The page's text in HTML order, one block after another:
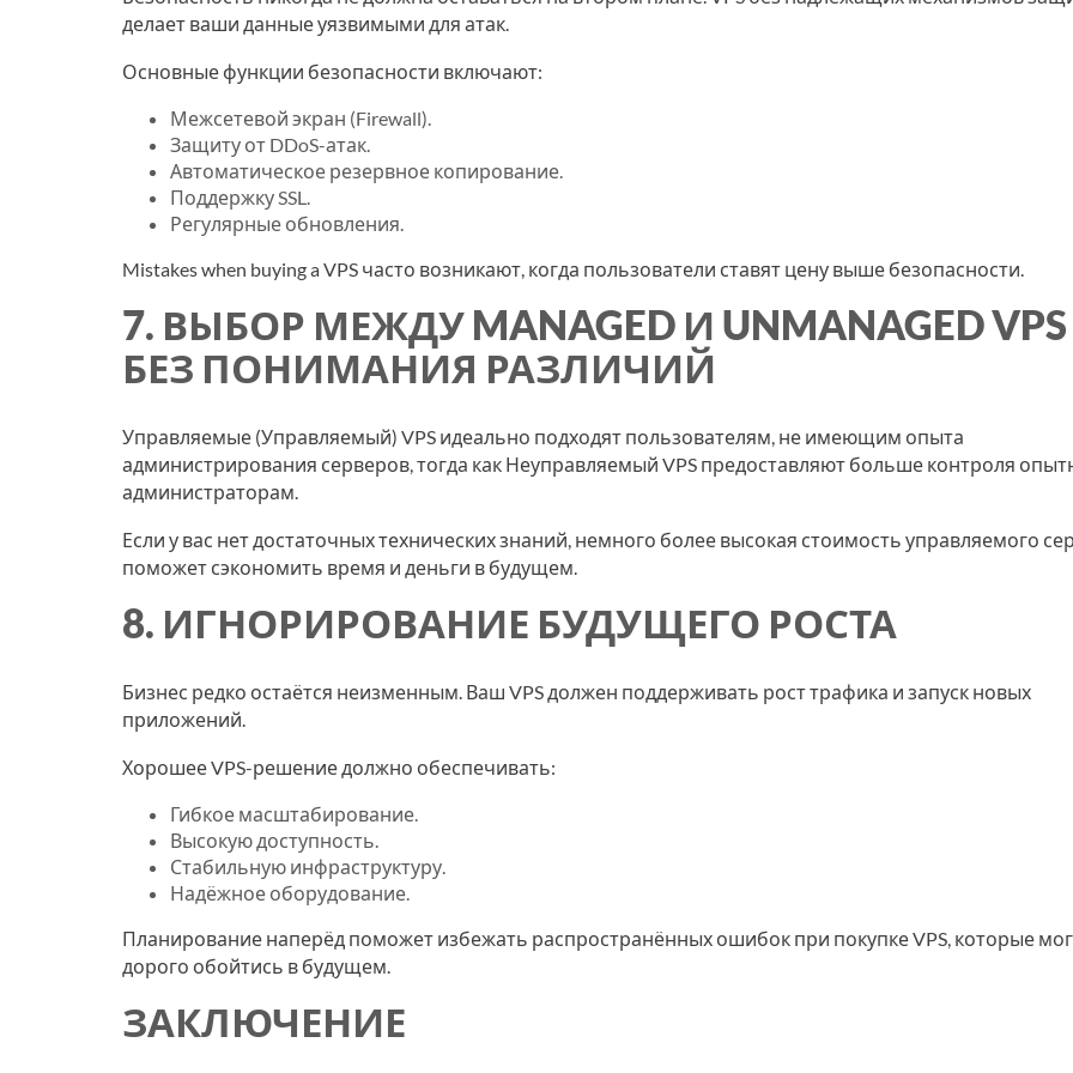
делает ваши данные уязвимыми для атак.
Основные функции безопасности включают:
Межсетевой экран (Firewall).
Защиту от DDoS-атак.
Автоматическое резервное копирование.
Поддержку SSL.
Регулярные обновления.
Mistakes when buying a VPS часто возникают, когда пользователи ставят цену выше безопасности.
7. ВЫБОР МЕЖДУ MANAGED И UNMANAGED VPS
БЕЗ ПОНИМАНИЯ РАЗЛИЧИЙ
Управляемые (Управляемый) VPS идеально подходят пользователям, не имеющим опыта
администрирования серверов, тогда как Неуправляемый VPS предоставляют больше контроля
администраторам.
Если у вас нет достаточных технических знаний, немного более высокая стоимость управляемого
поможет сэкономить время и деньги в будущем.
8. ИГНОРИРОВАНИЕ БУДУЩЕГО РОСТА
Бизнес редко остаётся неизменным. Ваш VPS должен поддерживать рост трафика и запуск новых
приложений.
Хорошее VPS-решение должно обеспечивать:
Гибкое масштабирование.
Высокую доступность.
Стабильную инфраструктуру.
Надёжное оборудование.
Планирование наперёд поможет избежать распространённых ошибок при покупке VPS, которые
дорого обойтись в будущем.
ЗАКЛЮЧЕНИЕ